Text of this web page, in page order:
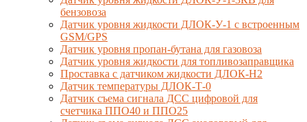
бензовоза
Датчик уровня жидкости ДЛОК-У-1 с встроенным
GSM/GPS
Датчик уровня пропан-бутана для газовоза
Датчик уровня жидкости для топливозаправщика
Проставка с датчиком жидкости ДЛОК-Н2
Датчик температуры ДЛОК-Т-0
Датчик съема сигнала ДСС цифровой для
счетчика ППО40 и ППО25